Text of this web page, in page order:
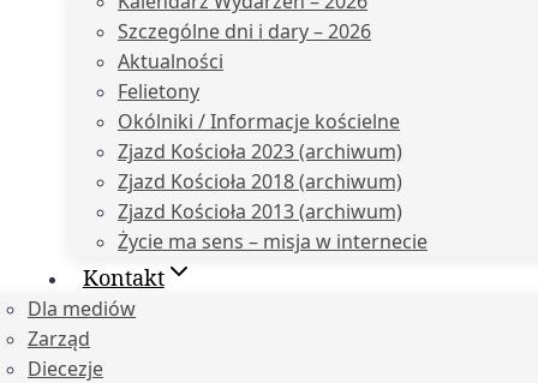
Szczególne dni i dary – 2026
Aktualności
Felietony
Okólniki / Informacje kościelne
Zjazd Kościoła 2023 (archiwum)
Zjazd Kościoła 2018 (archiwum)
Zjazd Kościoła 2013 (archiwum)
Życie ma sens – misja w internecie
Kontakt
Dla mediów
Zarząd
Diecezje